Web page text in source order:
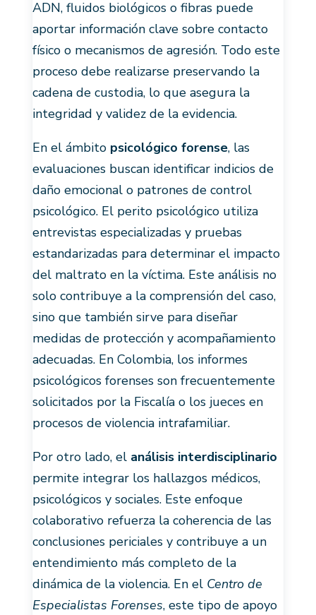
ADN, fluidos biológicos o fibras puede
aportar información clave sobre contacto
físico o mecanismos de agresión. Todo este
proceso debe realizarse preservando la
cadena de custodia, lo que asegura la
integridad y validez de la evidencia.
En el ámbito psicológico forense, las
evaluaciones buscan identificar indicios de
daño emocional o patrones de control
psicológico. El perito psicológico utiliza
entrevistas especializadas y pruebas
estandarizadas para determinar el impacto
del maltrato en la víctima. Este análisis no
solo contribuye a la comprensión del caso,
sino que también sirve para diseñar
medidas de protección y acompañamiento
adecuadas. En Colombia, los informes
psicológicos forenses son frecuentemente
solicitados por la Fiscalía o los jueces en
procesos de violencia intrafamiliar.
Por otro lado, el análisis interdisciplinario
permite integrar los hallazgos médicos,
psicológicos y sociales. Este enfoque
colaborativo refuerza la coherencia de las
conclusiones periciales y contribuye a un
entendimiento más completo de la
dinámica de la violencia. En el Centro de
Especialistas Forenses, este tipo de apoyo